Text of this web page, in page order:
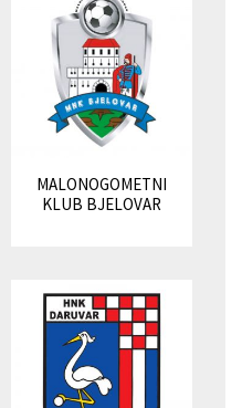
MALONOGOMETNI
KLUB BJELOVAR